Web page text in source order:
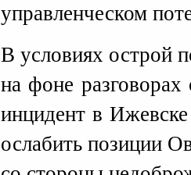
управленческом
В условиях острой
на фоне
инцидент в
ослабить позиции